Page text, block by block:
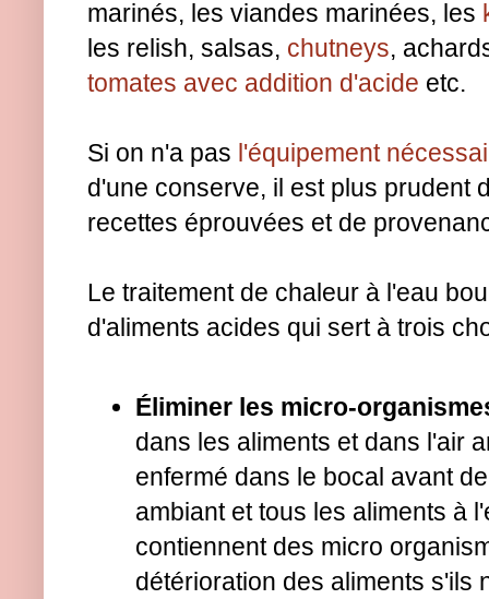
marinés, les viandes marinées, les
les relish, salsas, chutneys,
tomates avec addition d'acide etc.
Si on n'a pas l'équipement
d'une conserve, il est plus prudent
recettes éprouvées et de
Le traitement de chaleur à l'eau
d'aliments acides qui sert à trois
Éliminer les micro-
dans les aliments et dans l'air
enfermé dans le bocal avant
ambiant et tous les aliments à
contiennent des micro
détérioration des aliments s'ils